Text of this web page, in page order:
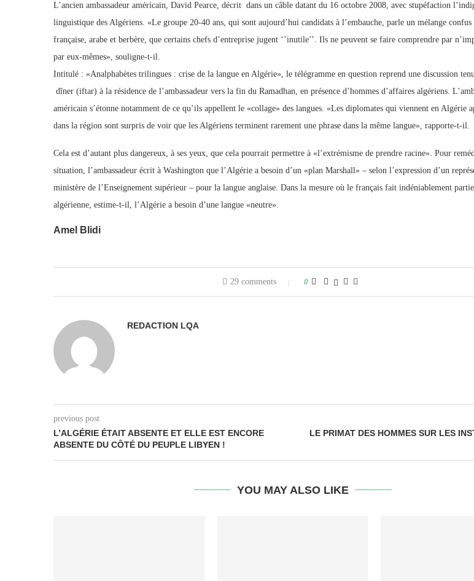
L’ancien ambassadeur américain, David Pearce, décrit dans un câble datant du 16 octobre 2008, avec stupéfaction
linguistique des Algériens. «Le groupe 20-40 ans, qui sont aujourd’hui candidats à l’embauche, parle un mélange confus
française, arabe et berbère, que certains chefs d’entreprise jugent ‘’inutile’’. Ils ne peuvent se faire comprendre par
par eux-mêmes», souligne-t-il.
Intitulé : «Analphabètes trilingues : crise de la langue en Algérie», le télégramme en question reprend une discussion
dîner (iftar) à la résidence de l’ambassadeur vers la fin du Ramadhan, en présence d’hommes d’affaires algériens.
américain s’étonne notamment de ce qu’ils appellent le «collage» des langues. «Les diplomates qui viennent en Algérie
dans la région sont surpris de voir que les Algériens terminent rarement une phrase dans la même langue», rapporte-t-il.
Cela est d’autant plus dangereux, à ses yeux, que cela pourrait permettre à «l’extrémisme de prendre racine». Pour
situation, l’ambassadeur écrit à Washington que l’Algérie a besoin d’un «plan Marshall» – selon l’expression d’un
ministère de l’Enseignement supérieur – pour la langue anglaise. Dans la mesure où le français fait indéniablement
algérienne, estime-t-il, l’Algérie a besoin d’une langue «neutre».
Amel Blidi
29 comments 0
REDACTION LQA
previous post
L’ALGÉRIE ÉTAIT ABSENTE ET ELLE EST ENCORE
ABSENTE DU CÔTÉ DU PEUPLE LIBYEN !
LE PRIMAT DES HOMMES SUR LES
YOU MAY ALSO LIKE